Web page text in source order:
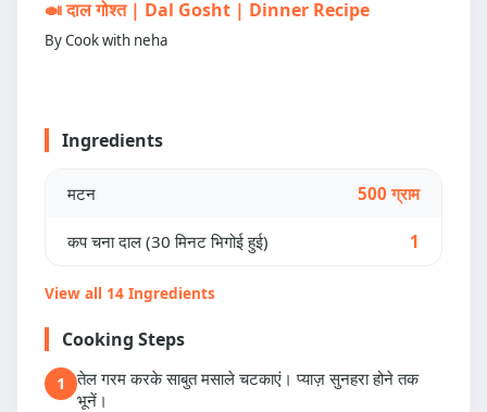
🍛 दाल गोश्त | Dal Gosht | Dinner Recipe
By Cook with neha
Ingredients
मटन 500 ग्राम
कप चना दाल (30 मिनट भिगोई हुई) 1
View all 14 Ingredients
Cooking Steps
1
तेल गरम करके साबुत मसाले चटकाएं। प्याज़ सुनहरा होने तक
भूनें।